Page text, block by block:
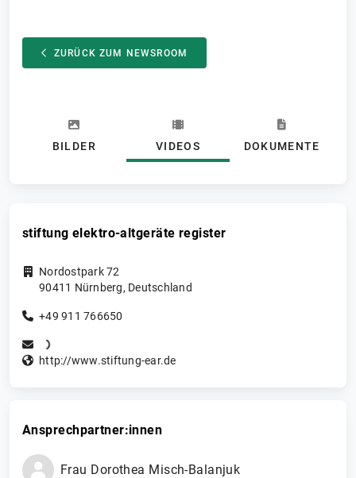
ZURÜCK ZUM NEWSROOM
BILDER VIDEOS DOKUMENTE
stiftung elektro-altgeräte register
Nordostpark 72
90411 Nürnberg, Deutschland
+49 911 766650
http://www.stiftung-ear.de
Ansprechpartner:innen
Frau Dorothea Misch-Balanjuk